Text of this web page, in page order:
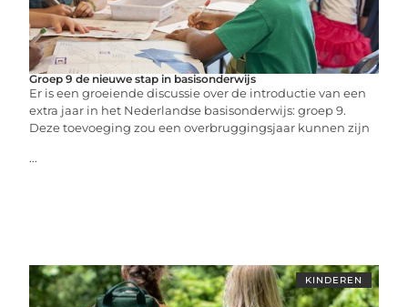
Groep 9 de nieuwe stap in basisonderwijs
Er is een groeiende discussie over de introductie van een
extra jaar in het Nederlandse basisonderwijs: groep 9.
Deze toevoeging zou een overbruggingsjaar kunnen zijn
...
KINDEREN